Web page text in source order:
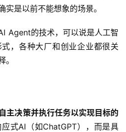
是以前不能想象的场景。
Agent的技术，可以说是人工智
，各种大厂和创业企业都很关
主决策并执行任务以实现目标的
式AI（如ChatGPT），而是具